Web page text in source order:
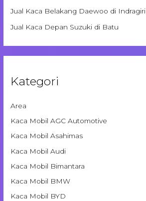
Jual Kaca Belakang Daewoo di
Jual Kaca Depan Suzuki di Batu
Kategori
Area
Kaca Mobil AGC Automotive
Kaca Mobil Asahimas
Kaca Mobil Audi
Kaca Mobil Bimantara
Kaca Mobil BMW
Kaca Mobil BYD